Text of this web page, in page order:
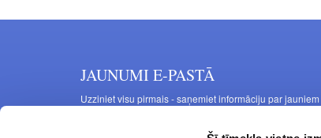
JAUNUMI E-PASTĀ
Uzziniet visu pirmais - saņemiet informāciju par jauniem